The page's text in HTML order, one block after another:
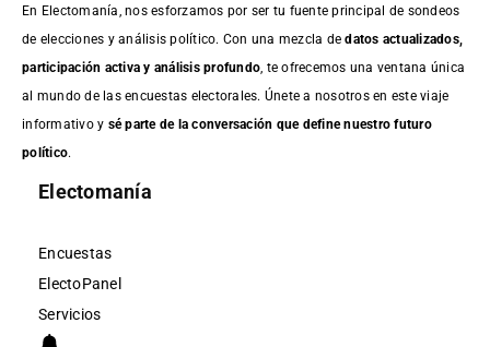
En Electomanía, nos esforzamos por ser tu fuente principal de sondeos
de elecciones y análisis político. Con una mezcla dedatos actualizados,
participación activa y análisis profundo , te ofrecemos una ventana única
al mundo de las encuestas electorales. Únete a nosotros en este viaje
informativo y sé parte de la conversación que define nuestro futuro
político.
Electomanía
Encuestas
ElectoPanel
Servicios